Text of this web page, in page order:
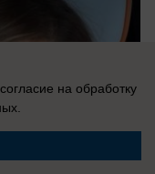
на обработку